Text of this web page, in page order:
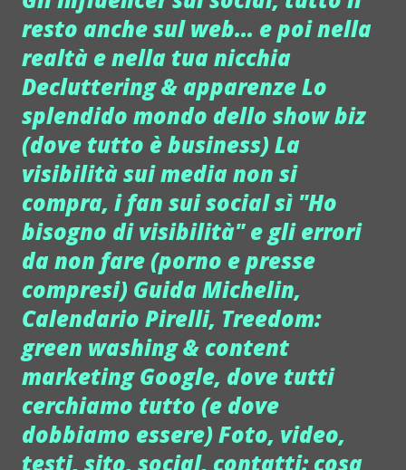
resto anche sul web... e poi nella
realtà e nella tua nicchia
Decluttering & apparenze Lo
splendido mondo dello show biz
(dove tutto è business) La
visibilità sui media non si
compra, i fan sui social sì "Ho
bisogno di visibilità" e gli errori
da non fare (porno e presse
compresi) Guida Michelin,
Calendario Pirelli, Treedom:
green washing & content
marketing Google, dove tutti
cerchiamo tutto (e dove
dobbiamo essere) Foto, video,
testi, sito, social, contatti: cosa